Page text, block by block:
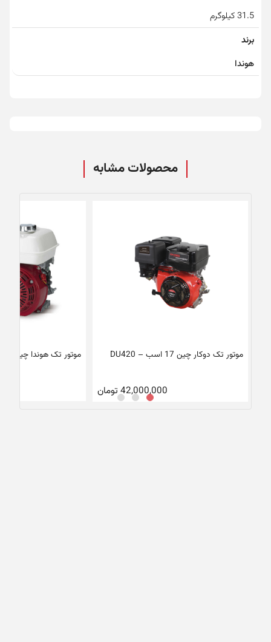
31.5 کیلوگرم
برند
هوندا
محصولات مشابه
موتور تک دوکار چین 17 اسب – DU420
42,000,000 تومان
موتور تک هوندا چین – GX160